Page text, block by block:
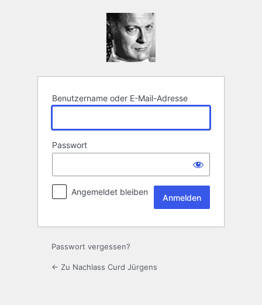
Benutzername oder E-Mail-Adresse
Passwort
Angemeldet bleiben
Passwort vergessen?
← Zu Nachlass Curd Jürgens